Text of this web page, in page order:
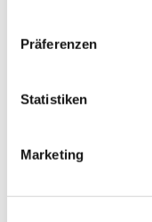
Präferenzen
Statistiken
Marketing